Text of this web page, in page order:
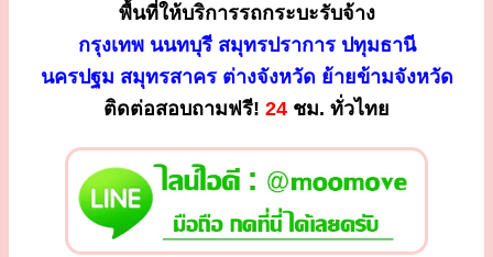
พื้นที่ให้บริการรถกระบะรับจ้าง
กรุงเทพ นนทบุรี สมุทรปราการ ปทุมธานี
นครปฐม สมุทรสาคร ต่างจังหวัด ย้ายข้ามจังหวัด
ติดต่อสอบถามฟรี! 24 ชม. ทั่วไทย